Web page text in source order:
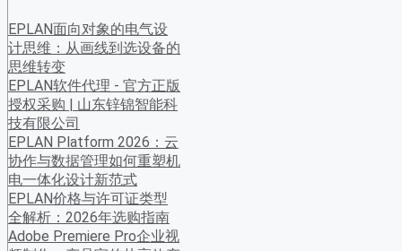
EPLAN面向对象的电气设
计思维：从画线到选设备的
思维转变
EPLAN软件代理 - 官方正版
授权采购 | 山东锌锦智能科
技有限公司
EPLAN Platform 2026：云
协作与数据管理如何重塑机
电一体化设计新范式
EPLAN价格与许可证类型
全解析：2026年选购指南
Adobe Premiere Pro企业视